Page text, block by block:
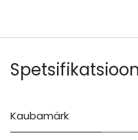
Spetsifikatsioon
Kaubamärk